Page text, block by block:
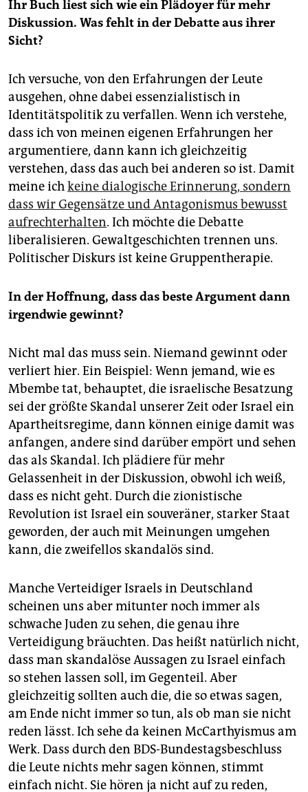
Ihr Buch liest sich wie ein Plädoyer für mehr
Diskussion. Was fehlt in der Debatte aus ihrer
Sicht?
Ich versuche, von den Erfahrungen der Leute
ausgehen, ohne dabei essenzialistisch in
Identitätspolitik zu verfallen. Wenn ich verstehe,
dass ich von meinen eigenen Erfahrungen her
argumentiere, dann kann ich gleichzeitig
verstehen, dass das auch bei anderen so ist. Damit
meine ichkeine dialogische Erinnerung, sondern
dass wir Gegensätze und Antagonismus bewusst
aufrechterhalten. Ich möchte die Debatte
liberalisieren. Gewaltgeschichten trennen uns.
Politischer Diskurs ist keine Gruppentherapie.
In der Hoffnung, dass das beste Argument dann
irgendwie gewinnt?
Nicht mal das muss sein. Niemand gewinnt oder
verliert hier. Ein Beispiel: Wenn jemand, wie es
Mbembe tat, behauptet, die israelische Besatzung
sei der größte Skandal unserer Zeit oder Israel ein
Apartheitsregime, dann können einige damit was
anfangen, andere sind darüber empört und sehen
das als Skandal. Ich plädiere für mehr
Gelassenheit in der Diskussion, obwohl ich weiß,
dass es nicht geht. Durch die zionistische
Revolution ist Israel ein souveräner, starker Staat
geworden, der auch mit Meinungen umgehen
kann, die zweifellos skandalös sind.
Manche Verteidiger Israels in Deutschland
scheinen uns aber mitunter noch immer als
schwache Juden zu sehen, die genau ihre
Verteidigung bräuchten. Das heißt natürlich nicht,
dass man skandalöse Aussagen zu Israel einfach
so stehen lassen soll, im Gegenteil. Aber
gleichzeitig sollten auch die, die so etwas sagen,
am Ende nicht immer so tun, als ob man sie nicht
reden lässt. Ich sehe da keinen McCarthyismus am
Werk. Dass durch den BDS-Bundestagsbeschluss
die Leute nichts mehr sagen können, stimmt
einfach nicht. Sie hören ja nicht auf zu reden,